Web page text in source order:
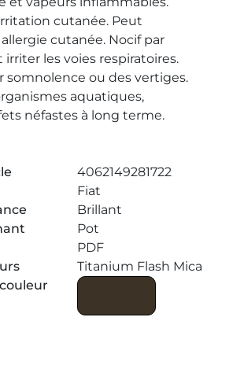
cutanée. Peut
cutanée. Nocif par
les voies respiratoires.
somnolence ou des vertiges.
aquatiques,
néfastes à long terme.
4062149281722
Fiat
Brillant
Pot
PDF
Titanium Flash Mica